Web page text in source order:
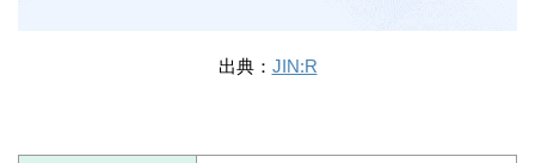
出典： JIN:R